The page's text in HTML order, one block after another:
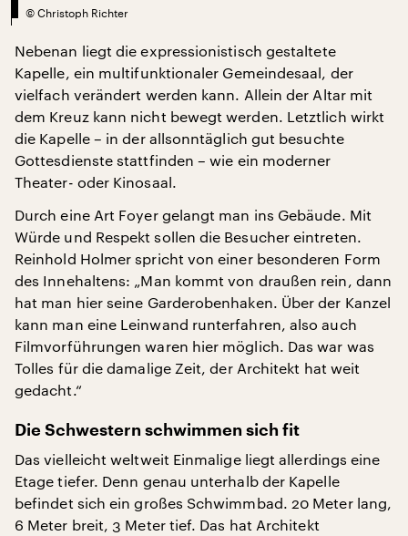
© Christoph Richter
Nebenan liegt die expressionistisch gestaltete
Kapelle, ein multifunktionaler Gemeindesaal, der
vielfach verändert werden kann. Allein der Altar mit
dem Kreuz kann nicht bewegt werden. Letztlich wirkt
die Kapelle – in der allsonntäglich gut besuchte
Gottesdienste stattfinden – wie ein moderner
Theater- oder Kinosaal.
Durch eine Art Foyer gelangt man ins Gebäude. Mit
Würde und Respekt sollen die Besucher eintreten.
Reinhold Holmer spricht von einer besonderen Form
des Innehaltens: „Man kommt von draußen rein, dann
hat man hier seine Garderobenhaken. Über der Kanzel
kann man eine Leinwand runterfahren, also auch
Filmvorführungen waren hier möglich. Das war was
Tolles für die damalige Zeit, der Architekt hat weit
gedacht.“
Die Schwestern schwimmen sich fit
Das vielleicht weltweit Einmalige liegt allerdings eine
Etage tiefer. Denn genau unterhalb der Kapelle
befindet sich ein großes Schwimmbad. 20 Meter lang,
6 Meter breit, 3 Meter tief. Das hat Architekt